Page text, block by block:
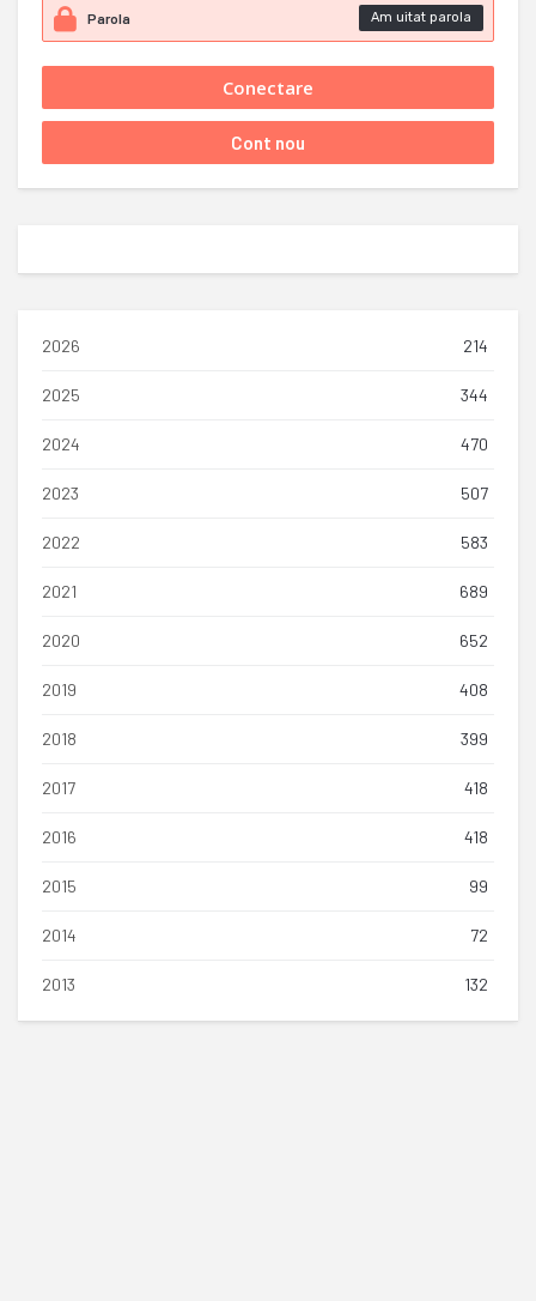
Am uitat parola
2026 214
2025 344
2024 470
2023 507
2022 583
2021 689
2020 652
2019 408
2018 399
2017 418
2016 418
2015 99
2014 72
2013 132